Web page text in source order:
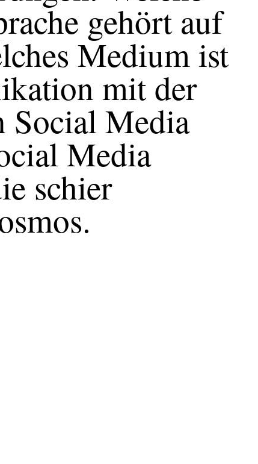
gehört auf
Medium ist
mit der
Social Media
Media
schier